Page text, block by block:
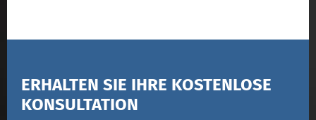
ERHALTEN SIE IHRE KOSTENLOSE
KONSULTATION